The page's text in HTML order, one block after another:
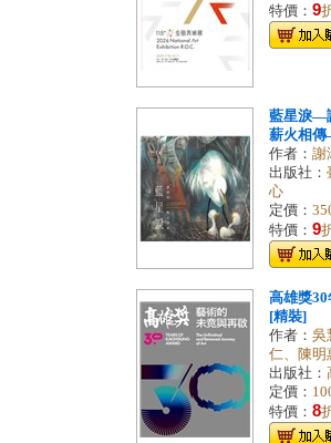
特價： 9
藍星淚—
薪火相
作者： 謝
出版社：
心
定價：
特價： 9
高雄獎
[精裝]
作者： 吳
仁、陳明
出版社：
定價：
特價： 8